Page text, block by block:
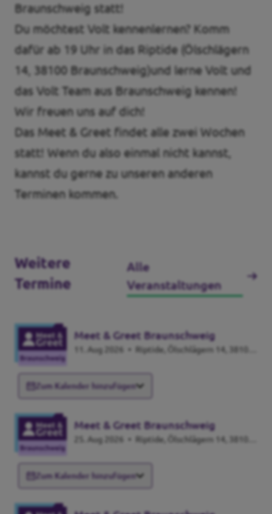
Transparenz
Pressemitteilungen
Datenschutz
Braunschweig statt!
Du möchtest Volt kennenlernen? Komm
dafür ab 19 Uhr in das Riptide (Ölschlägern
14, 38100 Braunschweig)und lerne Volt und
das Volt Team aus Braunschweig kennen!
Wir freuen uns auf dich!
Das Meet & Greet findet alle zwei Wochen
statt! Wenn du also einmal nicht kannst,
kannst du gerne zu unseren anderen
Terminen kommen.
Weitere
Termine
Alle
Veranstaltungen
Meet & Greet Braunschweig
11. Aug 2026 •
Zum Kalender hinzufügen
Meet & Greet Braunschweig
25. Aug 2026 •
Zum Kalender hinzufügen